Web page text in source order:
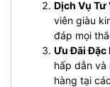
Dịch Vụ Tư
viên giàu
đáp mọi
Ưu Đãi Đặc
hấp dẫn và
hàng tại